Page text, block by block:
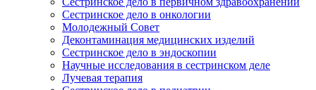
Сестринское дело в онкологии
Молодежный Совет
Деконтаминация медицинских изделий
Сестринское дело в эндоскопии
Научные исследования в сестринском деле
Лучевая терапия